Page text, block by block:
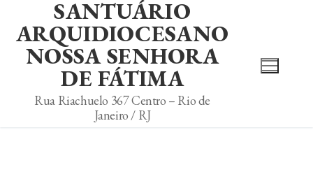
SANTUÁRIO
ARQUIDIOCESANO
NOSSA SENHORA
DE FÁTIMA
Rua Riachuelo 367 Centro – Rio de
Janeiro / RJ